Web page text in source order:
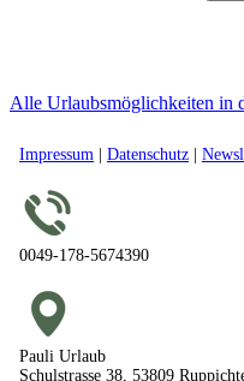
Alle Urlaubsmöglichkeiten in
Impressum Datenschutz
0049-178-5674390
Pauli Urlaub
Schulstrasse 38, 53809